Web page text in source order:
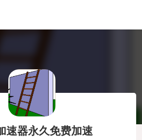
速器永久免费加速